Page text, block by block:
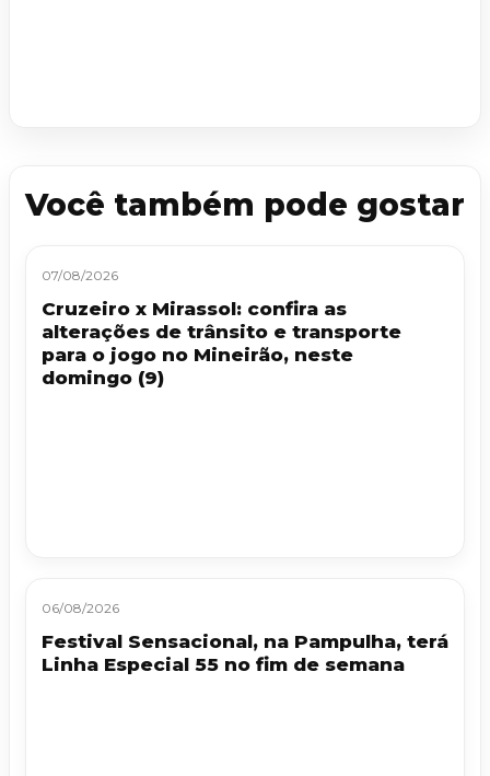
Você também pode gostar
07/08/2026
Cruzeiro x Mirassol: confira as
alterações de trânsito e transporte
para o jogo no Mineirão, neste
domingo (9)
06/08/2026
Festival Sensacional, na Pampulha, terá
Linha Especial 55 no fim de semana